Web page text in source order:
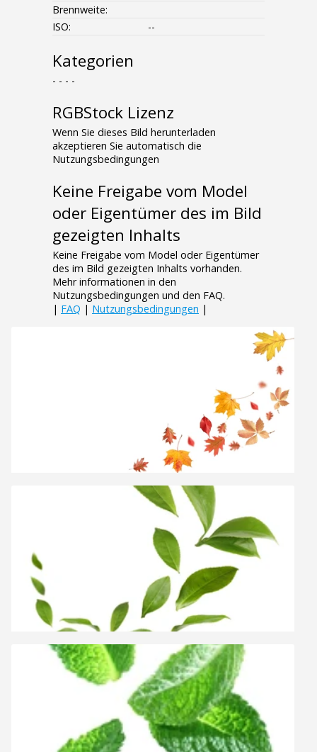
Brennweite:
ISO:
--
Kategorien
- - - -
RGBStock Lizenz
Wenn Sie dieses Bild herunterladen
akzeptieren Sie automatisch die
Nutzungsbedingungen
Keine Freigabe vom Model
oder Eigentümer des im Bild
gezeigten Inhalts
Keine Freigabe vom Model oder Eigentümer
des im Bild gezeigten Inhalts vorhanden.
Mehr informationen in den
Nutzungsbedingungen und den FAQ.
| FAQ | Nutzungsbedingungen |